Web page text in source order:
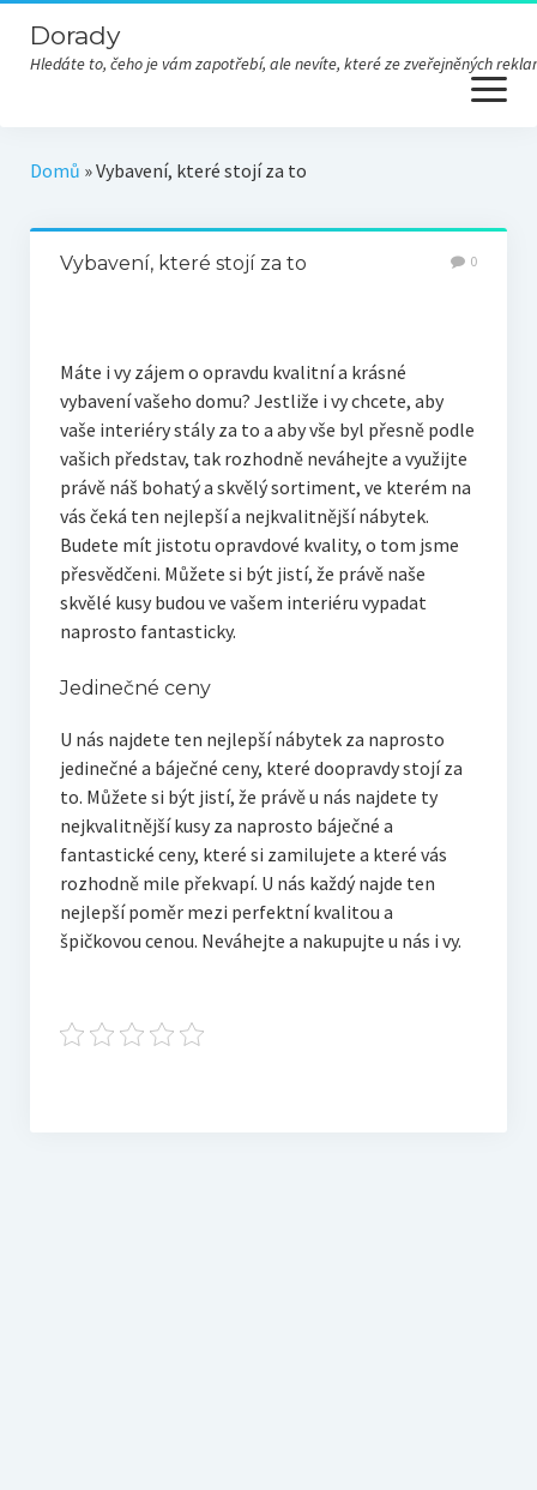
Dorady
Hledáte to, čeho je vám zapotřebí, ale nevíte, které ze zveřejněných
open
menu
Domů »Vybavení, které stojí za to
Vybavení, které stojí za to 0
Máte i vy zájem o opravdu kvalitní a krásné
vybavení vašeho domu? Jestliže i vy chcete, aby
vaše interiéry stály za to a aby vše byl přesně podle
vašich představ, tak rozhodně neváhejte a využijte
právě náš bohatý a skvělý sortiment, ve kterém na
vás čeká ten nejlepší a nejkvalitnějšínábytek.
Budete mít jistotu opravdové kvality, o tom jsme
přesvědčeni. Můžete si být jistí, že právě naše
skvělé kusy budou ve vašem interiéru vypadat
naprosto fantasticky.
Jedinečné ceny
U nás najdete ten nejlepší nábytek za naprosto
jedinečné a báječné ceny, které doopravdy stojí za
to. Můžete si být jistí, že právě u nás najdete ty
nejkvalitnější kusy za naprosto báječné a
fantastické ceny, které si zamilujete a které vás
rozhodně mile překvapí. U nás každý najde ten
nejlepší poměr mezi perfektní kvalitou a
špičkovou cenou. Neváhejte a nakupujte u nás i vy.